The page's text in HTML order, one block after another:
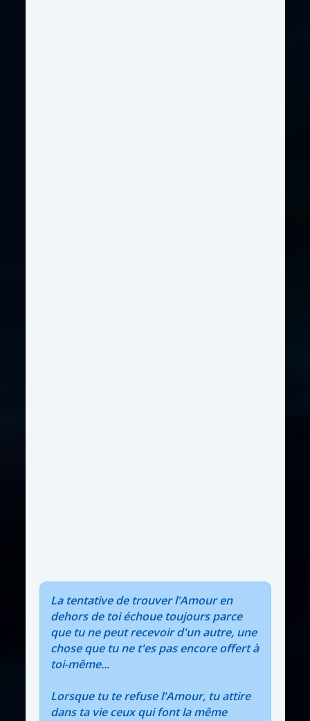
La tentative de trouver l'Amour en
dehors de toi échoue toujours parce
que tu ne peut recevoir d'un autre, une
chose que tu ne t'es pas encore offert à
toi-même...
Lorsque tu te refuse l'Amour, tu attire
dans ta vie ceux qui font la même